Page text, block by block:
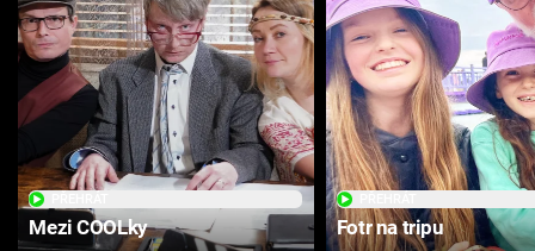
Mezi COOLky Fotr na tripu